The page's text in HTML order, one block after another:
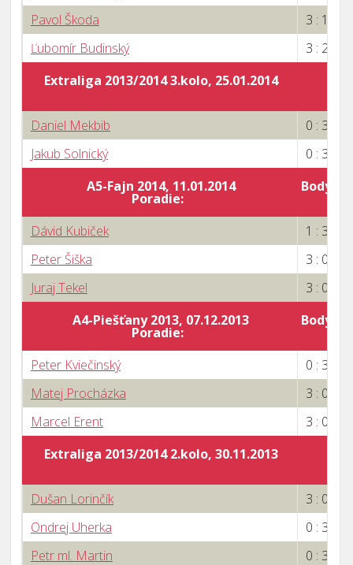
Pavol Škoda
3 : 1
Ľubomír Budinský
3 : 2
Extraliga 2013/2014 3.kolo, 25.01.2014
Daniel Mekbib
0 : 3
Jakub Solnický
0 : 3
A5-Fajn 2014, 11.01.2014
Poradie:
Body
Dávid Kubiček
1 : 3
Peter Šiška
3 : 0
Juraj Tekel
3 : 0
A4-Piešťany 2013, 07.12.2013
Poradie:
Body
Peter Kviečinský
0 : 3
Matej Procházka
3 : 0
Marcel Erent
3 : 0
Extraliga 2013/2014 2.kolo, 30.11.2013
Dušan Lorinčík
3 : 0
Ondrej Uherka
0 : 3
Petr ml. Martin
0 : 3